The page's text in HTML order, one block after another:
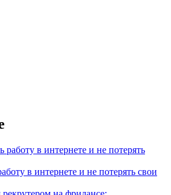
в интернете и не потерять свои